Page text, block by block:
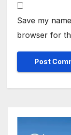
Save my
browser for